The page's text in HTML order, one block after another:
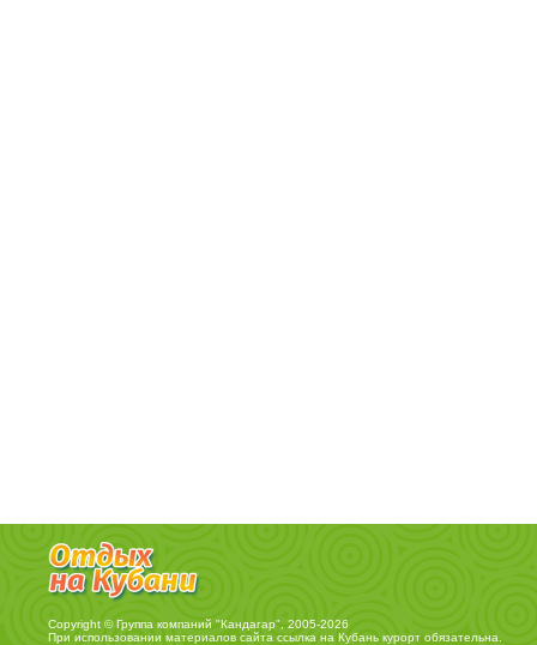
Copyright © Группа компаний "Кандагар", 2005-2026
При использовании материалов сайта ссылка на Кубань курортобязательна.